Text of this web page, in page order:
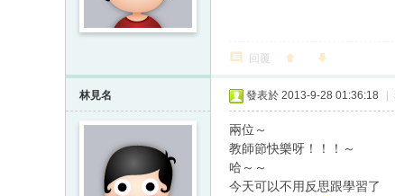
回覆
林見名 發表於 2013-9-28 01:36:18
兩位～
教師節快樂呀！！！～
哈～～
今天可以不用反思跟學習了